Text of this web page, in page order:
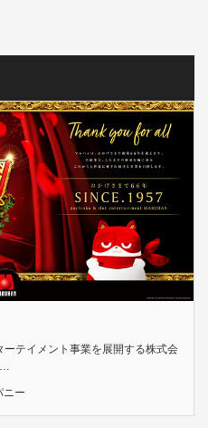
テイメント事業を展開する株式会
ニー